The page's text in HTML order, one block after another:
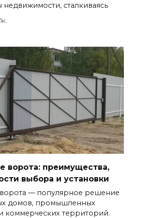
недвижимости, сталкиваясь
ворота: преимущества,
выбора и установки
— популярное решение
домов, промышленных
коммерческих территорий.